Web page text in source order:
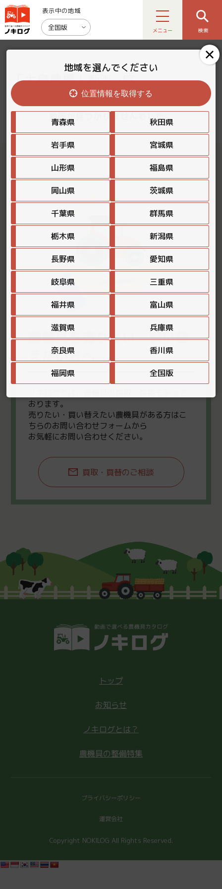
表示中の地域
全国版 メニュー 検索
「大島農機」動画一覧
動画が見つかりませんでした。
農機具を売りたい・買い替
えたい方へ
おります。
売りたい・買い替えたい農機具がある方はこ
ちらのお問い合わせフォームから
お気軽にお問い合わせください。
買取・買替のご相談
トップ
お知らせ
ノキログとは？
農機具の整備特集
プライバシーポリシー
運営会社
Copyright NOKILOG All Rights Reserved.
地域を選んでください
位置情報を取得する
青森県 秋田県
岩手県 宮城県
山形県 福島県
岡山県 茨城県
千葉県 群馬県
栃木県 新潟県
長野県 愛知県
岐阜県 三重県
福井県 富山県
滋賀県 兵庫県
奈良県 香川県
福岡県 全国版